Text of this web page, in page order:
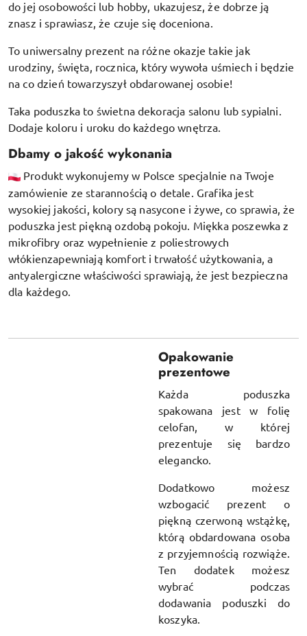
do jej osobowości lub hobby, ukazujesz, że dobrze ją
znasz i sprawiasz, że czuje się doceniona.
To uniwersalny prezent na różne okazje takie jak
urodziny, święta, rocznica, który wywoła uśmiech i będzie
na co dzień towarzyszył obdarowanej osobie!
Taka poduszka to świetna dekoracja salonu lub sypialni.
Dodaje koloru i uroku do każdego wnętrza.
Dbamy o jakość wykonania
Produkt wykonujemy w Polsce specjalnie na Twoje
zamówienie ze starannością o detale. Grafika jest
wysokiej jakości, kolory są nasycone i żywe, co sprawia, że
poduszka jest piękną ozdobą pokoju. Miękka poszewka z
mikrofibry oraz wypełnienie z poliestrowych
włókienzapewniają komfort i trwałość użytkowania, a
antyalergiczne właściwości sprawiają, że jest bezpieczna
dla każdego.
Opakowanie
prezentowe
Każda poduszka
spakowana jest w folię
celofan, w której
prezentuje się bardzo
elegancko.
Dodatkowo możesz
wzbogacić prezent o
piękną czerwoną wstążkę,
którą obdardowana osoba
z przyjemnością rozwiąże.
Ten dodatek możesz
wybrać podczas
dodawania poduszki do
koszyka.